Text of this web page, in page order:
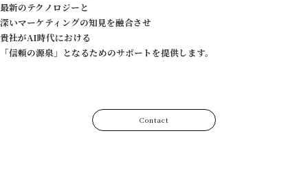
最新のテクノロジーと
深いマーケティングの知見を融合させ
貴社がAI時代における
「信頼の源泉」となるためのサポートを提供します。
Contact